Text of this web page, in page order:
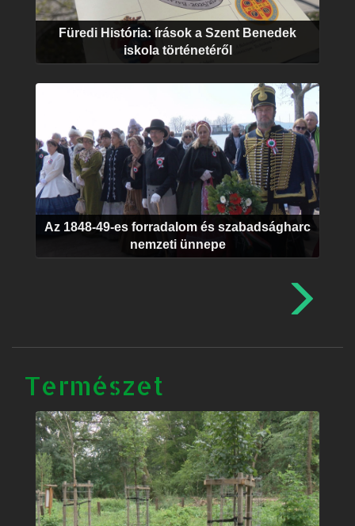
Füredi História: írások a Szent Benedek
iskola történetéről
Az 1848-49-es forradalom és szabadságharc
nemzeti ünnepe
Természet